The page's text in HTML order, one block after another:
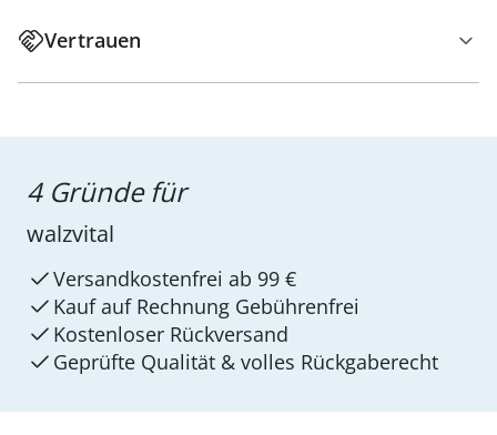
Vertrauen
4 Gründe für
walzvital
Versandkostenfrei ab 99 €
Kauf auf Rechnung Gebührenfrei
Kostenloser Rückversand
Geprüfte Qualität & volles Rückgaberecht